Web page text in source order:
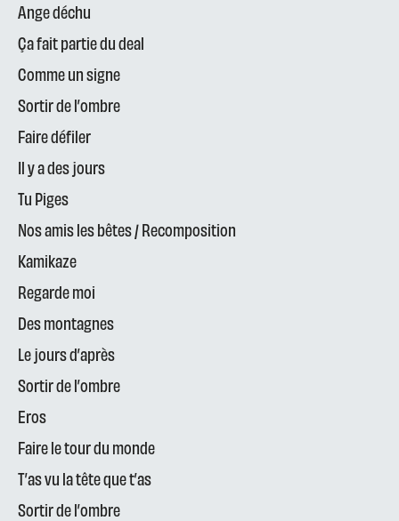
Ange déchu
Ça fait partie du deal
Comme un signe
Sortir de l’ombre
Faire défiler
Il y a des jours
Tu Piges
Nos amis les bêtes / Recomposition
Kamikaze
Regarde moi
Des montagnes
Le jours d’après
Sortir de l’ombre
Eros
Faire le tour du monde
T’as vu la tête que t’as
Sortir de l’ombre